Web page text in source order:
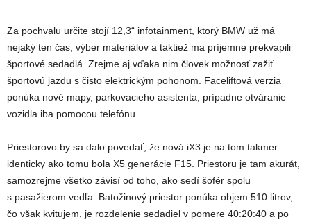
Za pochvalu určite stojí 12,3“ infotainment, ktorý BMW už má
nejaký ten čas, výber materiálov a taktiež ma príjemne prekvapili
športové sedadlá. Zrejme aj vďaka nim človek možnosť zažiť
športovú jazdu s čisto elektrickým pohonom. Faceliftová verzia
ponúka nové mapy, parkovacieho asistenta, prípadne otváranie
vozidla iba pomocou telefónu.
Priestorovo by sa dalo povedať, že nová iX3 je na tom takmer
identicky ako tomu bola X5 generácie F15. Priestoru je tam akurát,
samozrejme všetko závisí od toho, ako sedí šofér spolu
s pasažierom vedľa. Batožinový priestor ponúka objem 510 litrov,
čo však kvitujem, je rozdelenie sedadiel v pomere 40:20:40 a po